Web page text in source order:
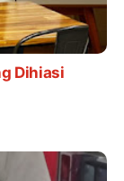
Dihiasi